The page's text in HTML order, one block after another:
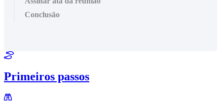
Conclusão
Primeiros passos